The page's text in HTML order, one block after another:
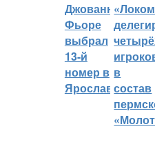
Джованни
Фьоре
выбрал
13-й
номер в
Ярославле
в
состав